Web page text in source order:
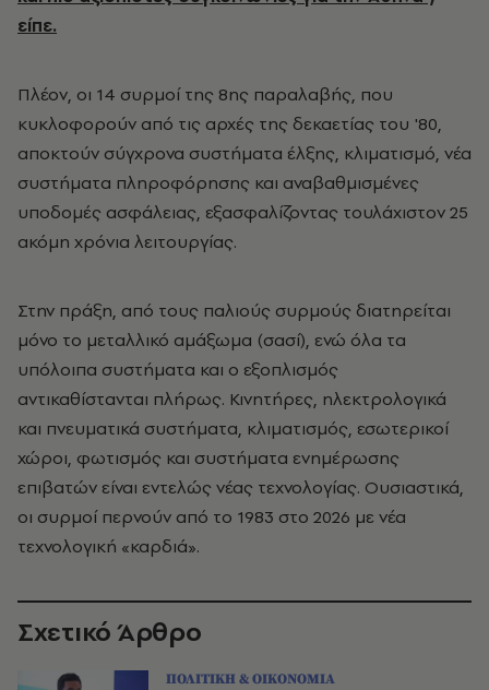
είπε.
Πλέον, οι 14 συρμοί της 8ης παραλαβής, που
κυκλοφορούν από τις αρχές της δεκαετίας του '80,
αποκτούν σύγχρονα συστήματα έλξης, κλιματισμό, νέα
συστήματα πληροφόρησης και αναβαθμισμένες
υποδομές ασφάλειας, εξασφαλίζοντας τουλάχιστον 25
ακόμη χρόνια λειτουργίας.
Στην πράξη, από τους παλιούς συρμούς διατηρείται
μόνο το μεταλλικό αμάξωμα (σασί), ενώ όλα τα
υπόλοιπα συστήματα και ο εξοπλισμός
αντικαθίστανται πλήρως. Κινητήρες, ηλεκτρολογικά
και πνευματικά συστήματα, κλιματισμός, εσωτερικοί
χώροι, φωτισμός και συστήματα ενημέρωσης
επιβατών είναι εντελώς νέας τεχνολογίας. Ουσιαστικά,
οι συρμοί περνούν από το 1983 στο 2026 με νέα
τεχνολογική «καρδιά».
Σχετικό Άρθρο
ΠΟΛΙΤΙΚΗ & ΟΙΚΟΝΟΜΙΑ